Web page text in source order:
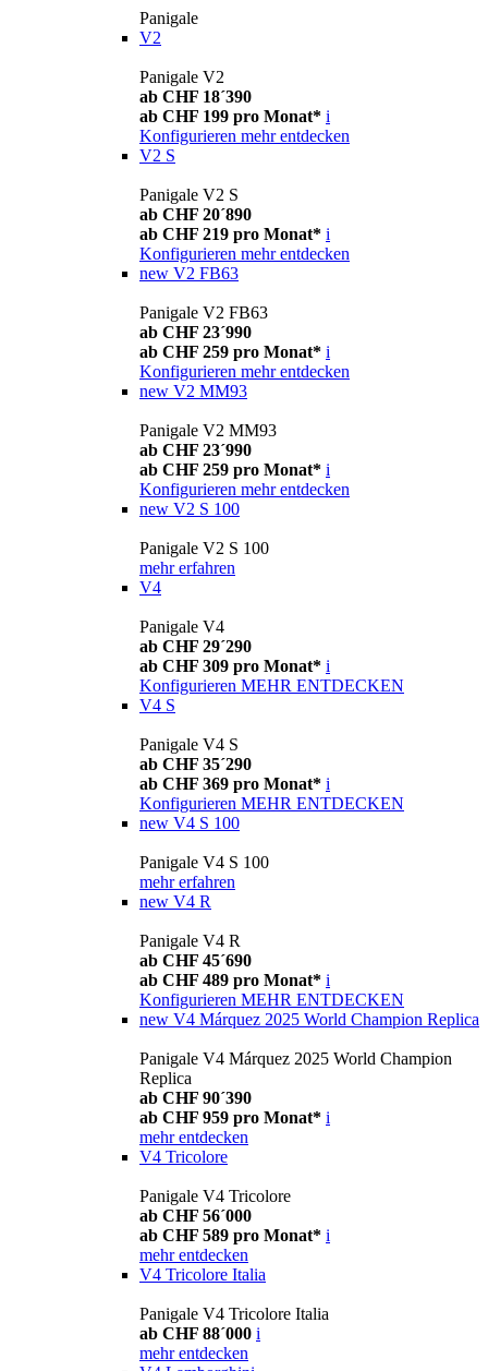
Panigale
V2
Panigale V2
ab CHF 18´390
ab CHF 199 pro Monat* i
Konfigurieren mehr entdecken
V2 S
Panigale V2 S
ab CHF 20´890
ab CHF 219 pro Monat* i
Konfigurieren mehr entdecken
new V2 FB63
Panigale V2 FB63
ab CHF 23´990
ab CHF 259 pro Monat* i
Konfigurieren mehr entdecken
new V2 MM93
Panigale V2 MM93
ab CHF 23´990
ab CHF 259 pro Monat* i
Konfigurieren mehr entdecken
new V2 S 100
Panigale V2 S 100
mehr erfahren
V4
Panigale V4
ab CHF 29´290
ab CHF 309 pro Monat* i
Konfigurieren MEHR ENTDECKEN
V4 S
Panigale V4 S
ab CHF 35´290
ab CHF 369 pro Monat* i
Konfigurieren MEHR ENTDECKEN
new V4 S 100
Panigale V4 S 100
mehr erfahren
new V4 R
Panigale V4 R
ab CHF 45´690
ab CHF 489 pro Monat* i
Konfigurieren MEHR ENTDECKEN
new V4 Márquez 2025 World Champion Replica
Panigale V4 Márquez 2025 World Champion
Replica
ab CHF 90´390
ab CHF 959 pro Monat* i
mehr entdecken
V4 Tricolore
Panigale V4 Tricolore
ab CHF 56´000
ab CHF 589 pro Monat* i
mehr entdecken
V4 Tricolore Italia
Panigale V4 Tricolore Italia
ab CHF 88´000 i
mehr entdecken